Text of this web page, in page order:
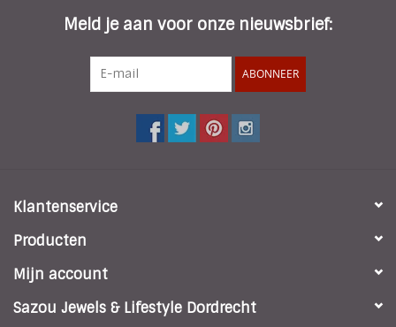
Meld je aan voor onze nieuwsbrief:
ABONNEER
Klantenservice
Producten
Mijn account
Sazou Jewels & Lifestyle Dordrecht